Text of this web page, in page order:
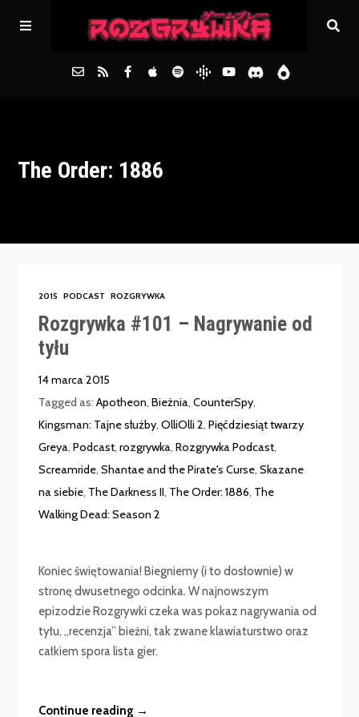
Archiwum
The Order: 1886
2015 PODCAST ROZGRYWKA
Rozgrywka #101 – Nagrywanie od
tyłu
14 marca 2015
Tagged as:Apotheon,Bieżnia,CounterSpy,
Kingsman: Tajne służby,OlliOlli 2,Pięćdziesiąt twarzy
Greya,Podcast,rozgrywka,Rozgrywka Podcast,
Screamride,Shantae and the Pirate's Curse,Skazane
na siebie, The Darkness II, The Order: 1886, The
Walking Dead: Season 2
Koniec świętowania! Biegniemy (i to dosłownie) w
stronę dwusetnego odcinka. W najnowszym
epizodzie Rozgrywki czeka was pokaz nagrywania od
tyłu, „recenzja” bieżni, tak zwane klawiaturstwo oraz
całkiem spora lista gier.
Continue reading →